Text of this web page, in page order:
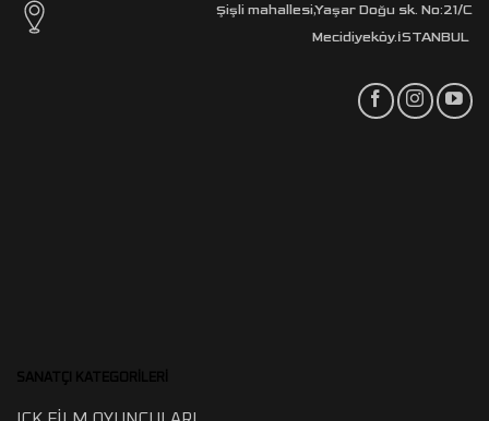
Şişli mahallesi,Yaşar Doğu sk. No:21/C
Mecidiyeköy.İSTANBUL
SANATÇI KATEGORİLERİ